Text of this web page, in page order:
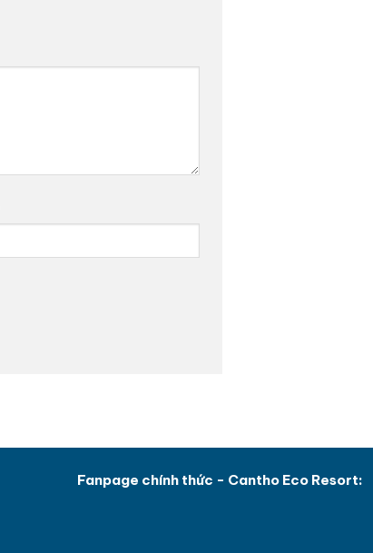
Fanpage chính thức - Cantho Eco Resort: